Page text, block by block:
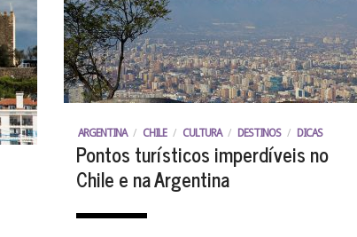
ARGENTINA / CHILE / CULTURA / DESTINOS / DICAS
Pontos turísticos imperdíveis no
Chile e na Argentina